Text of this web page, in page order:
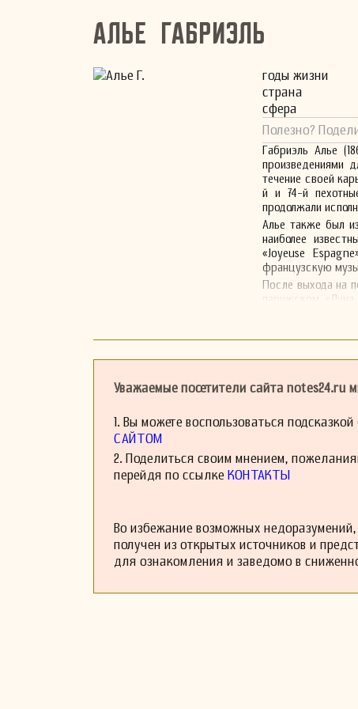
Алье Габриэль
годы жизни
страна
сфера
Полезно?
Габриэль Алье
произведениями
течение своей
й и 74-й
продолжали
Алье также был
наиболее
«Joyeuse
французскую
После выхода на
парижском
Уважаемые посетители сайта notes24.ru
1. Вы можете воспользоваться
САЙТОМ
2. Поделиться своим мнением,
перейдя по ссылке КОНТАКТЫ
Во избежание возможных
получен из открытых источников и
для ознакомления и заведомо в